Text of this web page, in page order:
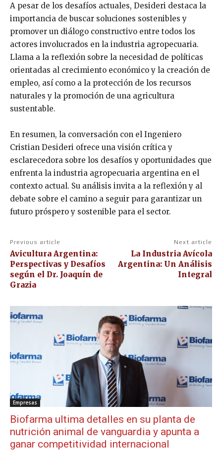
A pesar de los desafíos actuales, Desideri destaca la
importancia de buscar soluciones sostenibles y
promover un diálogo constructivo entre todos los
actores involucrados en la industria agropecuaria.
Llama a la reflexión sobre la necesidad de políticas
orientadas al crecimiento económico y la creación de
empleo, así como a la protección de los recursos
naturales y la promoción de una agricultura
sustentable.
En resumen, la conversación con el Ingeniero
Cristian Desideri ofrece una visión crítica y
esclarecedora sobre los desafíos y oportunidades que
enfrenta la industria agropecuaria argentina en el
contexto actual. Su análisis invita a la reflexión y al
debate sobre el camino a seguir para garantizar un
futuro próspero y sostenible para el sector.
Previous article
Avicultura Argentina:
Perspectivas y Desafíos
según el Dr. Joaquín de
Grazia
Next article
La Industria Avícola
Argentina: Un Análisis
Integral
Empresas
Biofarma ultima detalles en su planta de
nutrición animal de vanguardia y apunta a
ganar competitividad internacional